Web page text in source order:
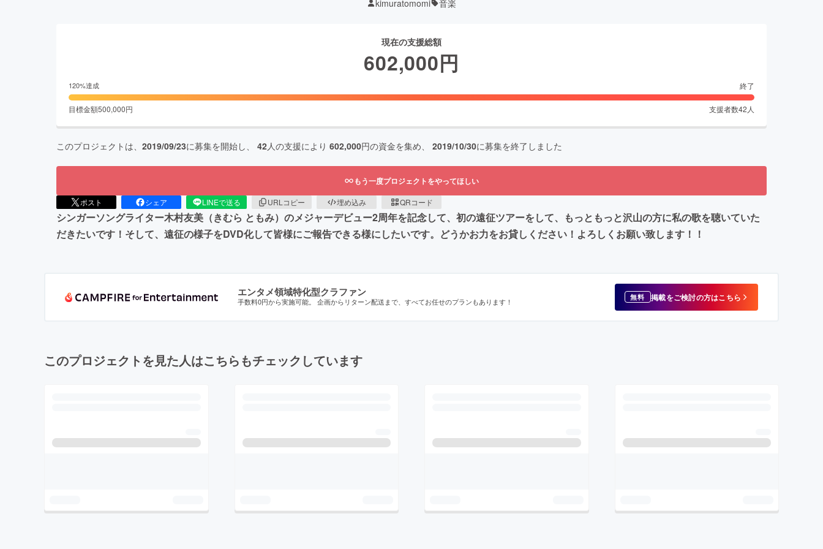
kimuratomomi 音楽
現在の支援総額
602,000円
120%達成 終了
目標金額500,000円 支援者数42 人
このプロジェクトは、 2019/09/23に募集を開始し、 42人の支援により 602,000円の資金を集め、 2019/10/30に募集を終了しました
もう一度プロジェクトをやってほしい
ポスト シェア LINEで送る URLコピー 埋め込み QRコード
シンガーソングライター木村友美（きむら ともみ）のメジャーデビュー2周年を記念して、初の遠征ツアーをして、もっともっと沢山の方に私の歌を聴いていた
だきたいです！そして、遠征の様子をDVD化して皆様にご報告できる様にしたいです。どうかお力をお貸しください！よろしくお願い致します！！
エンタメ領域特化型クラファン
手数料0円から実施可能。 企画からリターン配送まで、すべてお任せのプランもあります！ 無料 掲載をご検討の方はこちら
このプロジェクトを見た人はこちらもチェックしています